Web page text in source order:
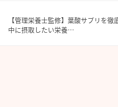
【管理栄養士監修】葉酸サプリを
中に摂取したい栄養…